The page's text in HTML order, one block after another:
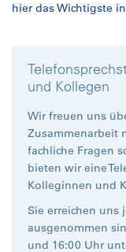
hier das Wichtigste
und Kollegen
Wir freuen uns
Zusammenarbeit
fachliche Fragen
bieten wir eine
Kolleginnen und
Sie erreichen uns
ausgenommen
und 16:00 Uhr